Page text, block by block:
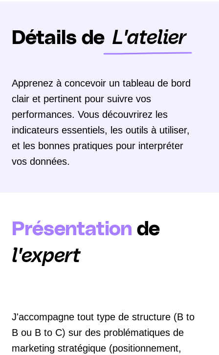
Détails de L'atelier
Apprenez à concevoir un tableau de bord
clair et pertinent pour suivre vos
performances. Vous découvrirez les
indicateurs essentiels, les outils à utiliser,
et les bonnes pratiques pour interpréter
vos données.
Présentation de
l'expert
J'accompagne tout type de structure (B to
B ou B to C) sur des problématiques de
marketing stratégique (positionnement,